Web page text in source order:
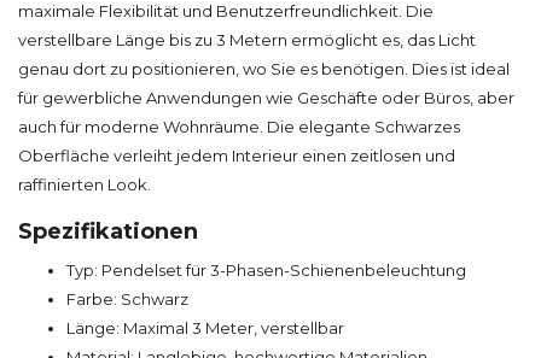
maximale Flexibilität und Benutzerfreundlichkeit. Die
verstellbare Länge bis zu 3 Metern ermöglicht es, das Licht
genau dort zu positionieren, wo Sie es benötigen. Dies ist ideal
für gewerbliche Anwendungen wie Geschäfte oder Büros, aber
auch für moderne Wohnräume. Die elegante Schwarzes
Oberfläche verleiht jedem Interieur einen zeitlosen und
raffinierten Look.
Spezifikationen
Typ: Pendelset für 3-Phasen-Schienenbeleuchtung
Farbe: Schwarz
Länge: Maximal 3 Meter, verstellbar